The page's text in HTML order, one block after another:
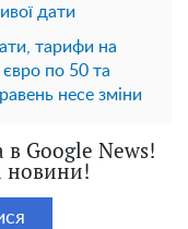
​​дати
тарифи на
євро по 50 та
несе зміни
Google News!
новини!